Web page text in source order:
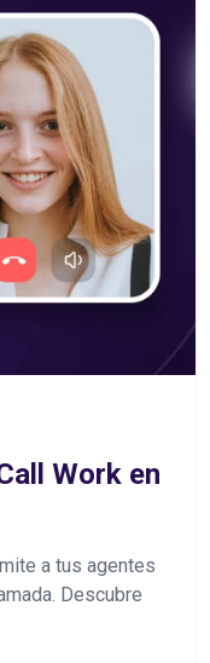
Work en
a tus agentes
Descubre